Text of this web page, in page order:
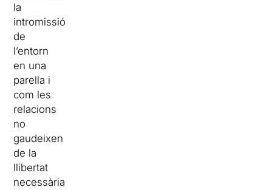
la
intromissió
de
l’entorn
en una
parella i
com les
relacions
no
gaudeixen
de la
llibertat
necessària